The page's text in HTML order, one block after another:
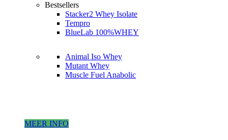
Bestsellers
Stacker2 Whey Isolate
Tempro
BlueLab 100%WHEY
Animal Iso Whey
Mutant Whey
Muscle Fuel Anabolic
MEER INFO